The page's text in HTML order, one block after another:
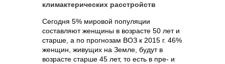
климактерических расстройств
Сегодня 5% мировой популяции
составляют женщины в возрасте 50 лет и
старше, а по прогнозам ВОЗ к 2015 г. 46%
женщин, живущих на Земле, будут в
возрасте старше 45 лет, то есть в пре- и